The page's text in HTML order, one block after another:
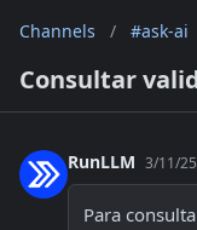
Channels / #ask-ai
Consultar
RunLLM 3/11/
Para